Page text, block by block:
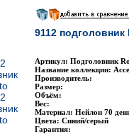
9112 подголовник
Артикул: Подголовник
Название коллекции:
Производитель:
Размер:
Объём:
Вес:
Материал: Нейлон 70
Цвета: Синий/серый
Гарантия: